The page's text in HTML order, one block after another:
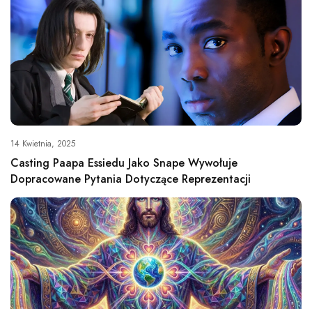
14 Kwietnia, 2025
Casting Paapa Essiedu Jako Snape Wywołuje
Dopracowane Pytania Dotyczące Reprezentacji